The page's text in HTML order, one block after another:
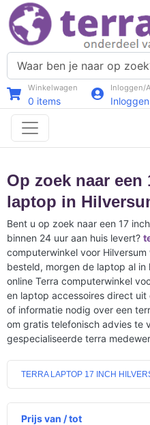
Winkelwagen
0 items
Inloggen/
Inloggen
Op zoek naar een
laptop in
Bent u op zoek naar een 17
binnen 24 uur aan huis levert?
computerwinkel voor
besteld, morgen de laptop al in
online Terra computerwinkel
en laptop accessoires direct
of informatie nodig over een
om gratis telefonisch advies te
gespecialiseerde terra
TERRA LAPTOP 17 INCH
Prijs van / tot